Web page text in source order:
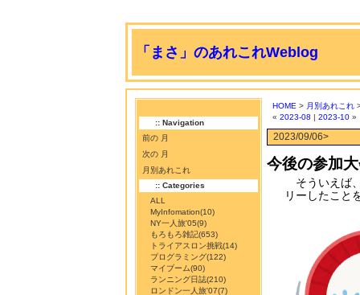
「まさ」のあれこれWeblog
:: Navigation
前の 月
次の 月
月別あれこれ
:: Categories
ALL
MyInfomation(10)
NY一人旅'05(9)
もろもろ雑記(653)
トライアスロン挑戦(14)
プログラミング(122)
マイブーム(90)
ランニング日誌(210)
ロンドン一人旅'07(7)
HOME > 月別あれこれ
« 2023-08 | 2023-10 »
2023/09/06>
今後の参加
そういえば
リーしたこと